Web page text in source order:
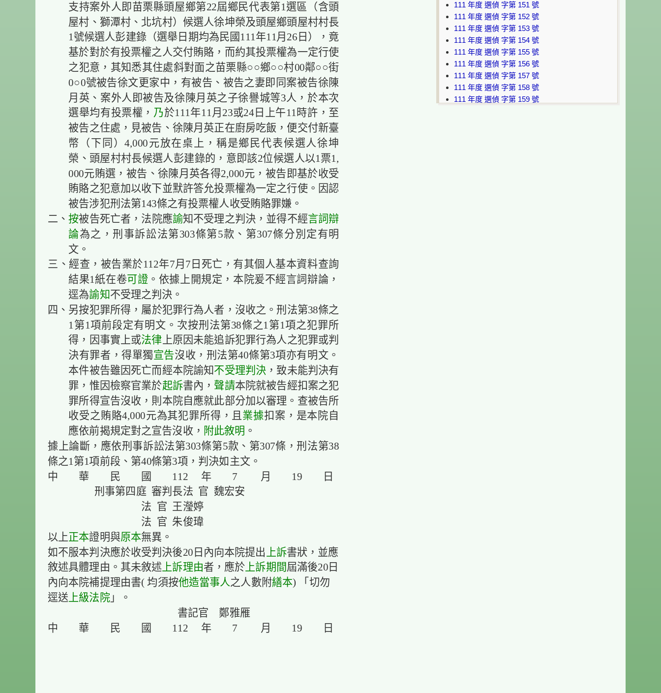
支持案外人即苗栗縣頭屋鄉第22屆鄉民代表第1選區（含頭
屋村、獅潭村、北坑村）候選人徐坤榮及頭屋鄉頭屋村村長
1號候選人彭建錄（選舉日期均為民國111年11月26日），竟
基於對於有投票權之人交付賄賂，而約其投票權為一定行使
之犯意，其知悉其住處斜對面之苗栗縣○○鄉○○村00鄰○○街
0○0號被告徐文更家中，有被告、被告之妻即同案被告徐陳
月英、案外人即被告及徐陳月英之子徐譽城等3人，於本次
選舉均有投票權， 乃於111年11月23或24日上午11時許，至
被告之住處，見被告、徐陳月英正在廚房吃飯，便交付新臺
幣（下同）4,000元放在桌上，稱是鄉民代表候選人徐坤
榮、頭屋村村長候選人彭建錄的，意即該2位候選人以1票1,
000元賄選，被告、徐陳月英各得2,000元，被告即基於收受
賄賂之犯意加以收下並默許答允投票權為一定之行使。因認
被告涉犯刑法第143條之有投票權人收受賄賂罪嫌。
二、按被告死亡者，法院應諭知不受理之判決，並得不經言詞辯
論為之，刑事訴訟法第303條第5款、第307條分別定有明
文。
三、經查，被告業於112年7月7日死亡，有其個人基本資料查詢
結果1紙在卷可證 。依據上開規定，本院爰不經言詞辯論，
逕為諭知不受理之判決。
四、另按犯罪所得，屬於犯罪行為人者，沒收之。刑法第38條之
1第1項前段定有明文。次按刑法第38條之1第1項之犯罪所
得，因事實上或法律 上原因未能追訴犯罪行為人之犯罪或判
決有罪者，得單獨宣告沒收，刑法第40條第3項亦有明文。
本件被告雖因死亡而經本院諭知不受理判決 ，致未能判決有
罪，惟因檢察官業於起訴書內， 聲請本院就被告經扣案之犯
罪所得宣告沒收，則本院自應就此部分加以審理。查被告所
收受之賄賂4,000元為其犯罪所得，且 業據扣案，是本院自
應依前揭規定對之宣告沒收， 附此敘明 。
據上論斷，應依刑事訴訟法第303條第5款、第307條，刑法第38
條之1第1項前段、第40條第3項，判決如主文。
中 華 民 國 112 年 7 月 19 日
刑事第四庭 審判長法 官 魏宏安
法 官 王瀅婷
法 官 朱俊瑋
以上 正本證明與原本無異。
如不服本判決應於收受判決後20日內向本院提出 上訴書狀，並應
敘述具體理由。其未敘述 上訴理由者，應於 上訴期間屆滿後20日
內向本院補提理由書( 均須按他造當事人之人數附繕本) 「切勿
逕送 上級法院」。
書記官 鄭雅雁
中 華 民 國 112 年 7 月 19 日
111 年度 選偵 字第 151 號
111 年度 選偵 字第 152 號
111 年度 選偵 字第 153 號
111 年度 選偵 字第 154 號
111 年度 選偵 字第 155 號
111 年度 選偵 字第 156 號
111 年度 選偵 字第 157 號
111 年度 選偵 字第 158 號
111 年度 選偵 字第 159 號